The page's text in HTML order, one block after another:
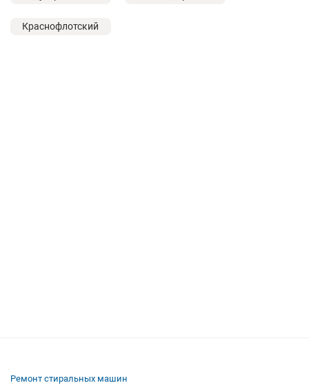
Краснофлотский
Ремонт стиральных машин